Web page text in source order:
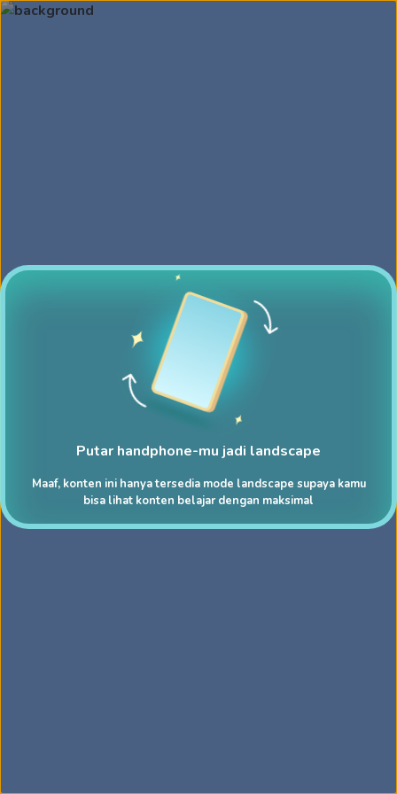
Putar handphone-mu jadi landscape
Maaf, konten ini hanya tersedia mode landscape supaya kamu
bisa lihat konten belajar dengan maksimal